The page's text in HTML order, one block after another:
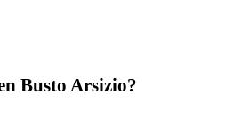
Busto Arsizio?